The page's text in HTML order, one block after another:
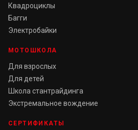
Квадроциклы
Багги
Электробайки
МОТОШКОЛА
Для взрослых
Для детей
Школа стантрайдинга
Экстремальное вождение
СЕРТИФИКАТЫ